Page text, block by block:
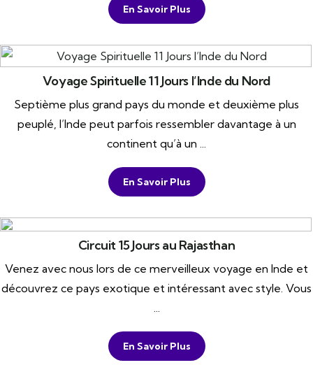
En Savoir Plus
Voyage Spirituelle 11 Jours l’Inde du Nord
Septième plus grand pays du monde et deuxième plus
peuplé, l’Inde peut parfois ressembler davantage à un
continent qu’à un ...
En Savoir Plus
Circuit 15 Jours au Rajasthan
Venez avec nous lors de ce merveilleux voyage en Inde et
découvrez ce pays exotique et intéressant avec style. Vous
...
En Savoir Plus